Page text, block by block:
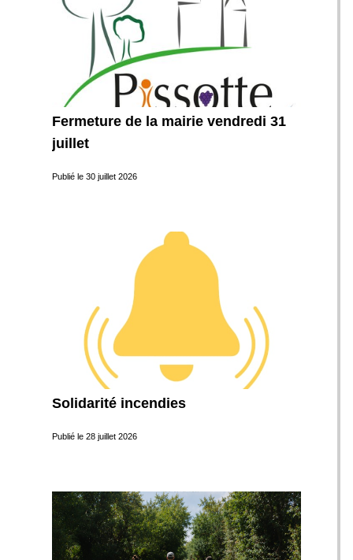
Fermeture de la mairie vendredi 31
juillet
Publié le 30 juillet 2026
Solidarité incendies
Publié le 28 juillet 2026